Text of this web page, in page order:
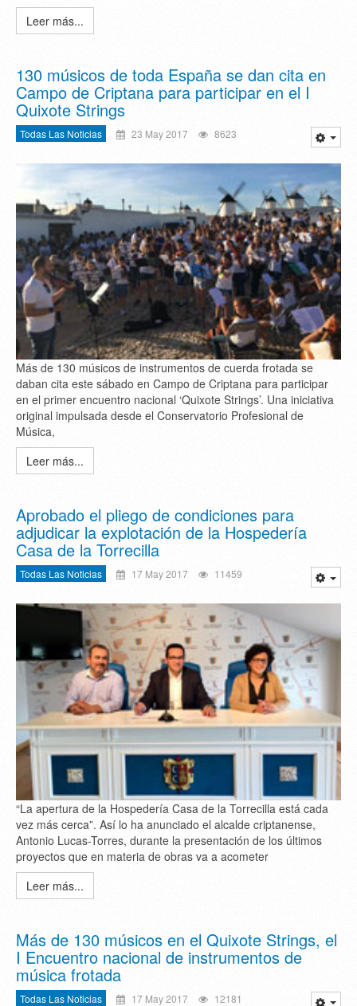
Leer más...
130 músicos de toda España se dan cita en
Campo de Criptana para participar en el I
Quixote Strings
Todas Las Noticias 23 May 2017 8623
Más de 130 músicos de instrumentos de cuerda frotada se
daban cita este sábado en Campo de Criptana para participar
en el primer encuentro nacional ‘Quixote Strings’. Una iniciativa
original impulsada desde el Conservatorio Profesional de
Música,
Leer más...
Aprobado el pliego de condiciones para
adjudicar la explotación de la Hospedería
Casa de la Torrecilla
Todas Las Noticias 17 May 2017 11459
“La apertura de la Hospedería Casa de la Torrecilla está cada
vez más cerca”. Así lo ha anunciado el alcalde criptanense,
Antonio Lucas-Torres, durante la presentación de los últimos
proyectos que en materia de obras va a acometer
Leer más...
Más de 130 músicos en el Quixote Strings, el
I Encuentro nacional de instrumentos de
música frotada
Todas Las Noticias 17 May 2017 12181